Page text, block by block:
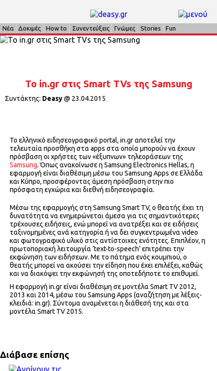
Νέα Δοκιμές How to Συνεντεύξεις Γνώμες Stories Fun
Το in.gr στις Smart TVs της Samsung
Συντάκτης: Deasy@ 23.04.2015
Το ελληνικό ειδησεογραφικό portal, in.gr αποτελεί την
τελευταία προσθήκη στα apps στα οποία μπορούν να έχουν
πρόσβαση οι χρήστες των «έξυπνων» τηλεοράσεων της
Samsung. Όπως ανακοίνωσε η Samsung Electronics Hellas, η
εφαρμογή είναι διαθέσιμη μέσω του Samsung Apps σε Ελλάδα
και Κύπρο, προσφέροντας άμεση πρόσβαση στην πιο
πρόσφατη εγχώρια και διεθνή ειδησεογραφία.
Μέσω της εφαρμογής στη Samsung Smart TV, ο θεατής έχει τη
δυνατότητα να ενημερώνεται άμεσα για τις σημαντικότερες
τρέχουσες ειδήσεις, ενώ μπορεί να ανατρέξει και σε ειδήσεις
ταξινομημένες ανά κατηγορία ή να δει συγκεντρωμένα video
και φωτογραφικό υλικό στις αντίστοιχες ενότητες. Επιπλέον, η
πρωτοποριακή λειτουργία ‘text-to-speech’ επιτρέπει την
εκφώνηση των ειδήσεων. Με το πάτημα ενός κουμπιού, ο
θεατής μπορεί να ακούσει την είδηση που έχει επιλέξει, καθώς
και να διακόψει την εκφώνησή της οποτεδήποτε το επιθυμεί.
H εφαρμογή in.gr είναι διαθέσιμη σε μοντέλα Smart TV 2012,
2013 και 2014, μέσω του Samsung Apps (αναζήτηση με λέξεις-
κλειδιά: in.gr). Σύντομα αναμένεται η διάθεσή της και στα
μοντέλα Smart TV 2015.
Διάβασε επίσης